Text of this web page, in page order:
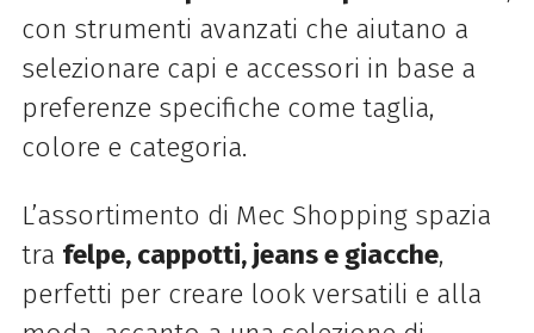
con strumenti avanzati che aiutano a
selezionare capi e accessori in base a
preferenze specifiche come taglia,
colore e categoria.
L’assortimento di Mec Shopping spazia
tra felpe, cappotti, jeans e giacche,
perfetti per creare look versatili e alla